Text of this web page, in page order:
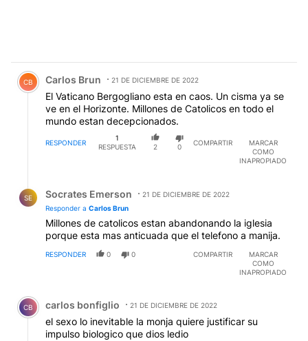
Comentario de Carlos Brun.
CB Carlos Brun 21 DE DICIEMBRE DE 2022
El Vaticano Bergogliano esta en caos. Un cisma ya se
ve en el Horizonte. Millones de Catolicos en todo el
mundo estan decepcionados.
RESPONDER
1
RESPUESTA
2 0
COMPARTIR
MARCAR
COMO
INAPROPIADO
SE Socrates Emerson
21 DE DICIEMBRE DE 2022
Responder a Carlos Brun
Millones de catolicos estan abandonando la iglesia
porque esta mas anticuada que el telefono a manija.
RESPONDER 0 0 COMPARTIR
MARCAR
COMO
INAPROPIADO
Comentario de carlos bonfiglio.
CB carlos bonfiglio 21 DE DICIEMBRE DE 2022
el sexo lo inevitable la monja quiere justificar su
impulso biologico que dios ledio